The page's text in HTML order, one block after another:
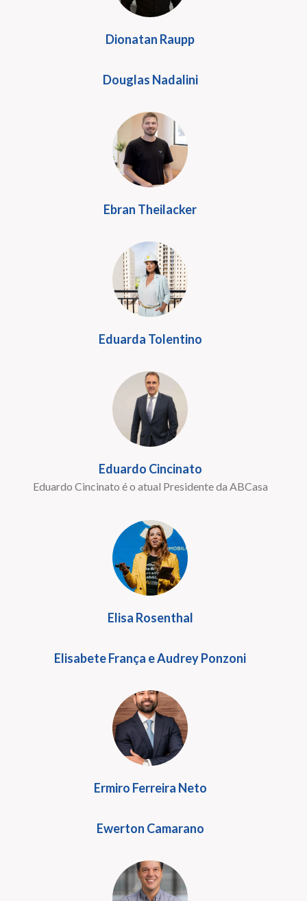
Dionatan Raupp
Douglas Nadalini
Ebran Theilacker
Eduarda Tolentino
Eduardo Cincinato
Eduardo Cincinato é o atual Presidente da ABCasa
Elisa Rosenthal
Elisabete França e Audrey Ponzoni
Ermiro Ferreira Neto
Ewerton Camarano